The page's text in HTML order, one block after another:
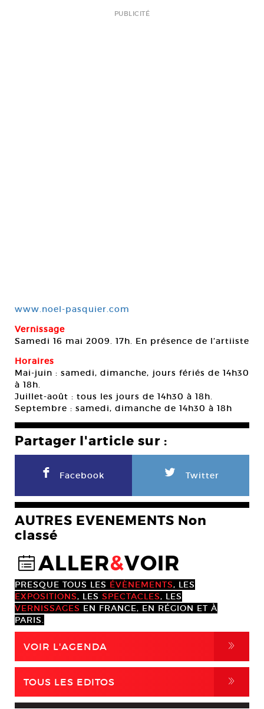
PUBLICITÉ
www.noel-pasquier.com
Vernissage
Samedi 16 mai 2009. 17h. En présence de l’artiiste
Horaires
Mai-juin : samedi, dimanche, jours fériés de 14h30
à 18h.
Juillet-août : tous les jours de 14h30 à 18h.
Septembre : samedi, dimanche de 14h30 à 18h
Partager l'article sur :
F Facebook L Twitter
AUTRES EVENEMENTS Non
classé
@ALLER&VOIR
PRESQUE TOUS LES ÉVÈNEMENTS, LES
EXPOSITIONS, LES SPECTACLES, LES
VERNISSAGES EN FRANCE, EN RÉGION ET À
PARIS.
VOIR L'AGENDA ,
TOUS LES EDITOS ,